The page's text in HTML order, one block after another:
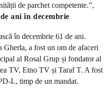
de parchet competente.”,
ani în decembrie
în decembrie 61 de ani.
Gherla, a fost un om de afaceri
al Rosal Grup și fondator al
TV, Etno TV și Taraf T. A fost
L, timp de un mandat.